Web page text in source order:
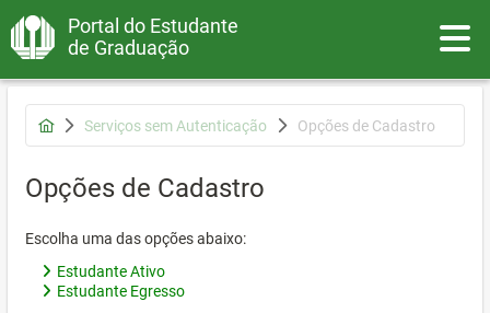
Portal do Estudante
de Graduação
Serviços sem Autenticação Opções de Cadastro
Opções de Cadastro
Escolha uma das opções abaixo:
Estudante Ativo
Estudante Egresso